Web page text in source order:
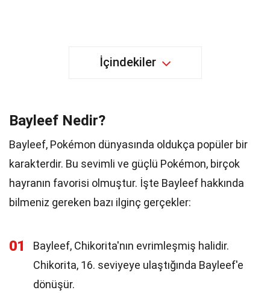
İçindekiler
Bayleef Nedir?
Bayleef, Pokémon dünyasında oldukça popüler bir
karakterdir. Bu sevimli ve güçlü Pokémon, birçok
hayranın favorisi olmuştur. İşte Bayleef hakkında
bilmeniz gereken bazı ilginç gerçekler:
01
Bayleef, Chikorita'nın evrimleşmiş halidir.
Chikorita, 16. seviyeye ulaştığında Bayleef'e
dönüşür.